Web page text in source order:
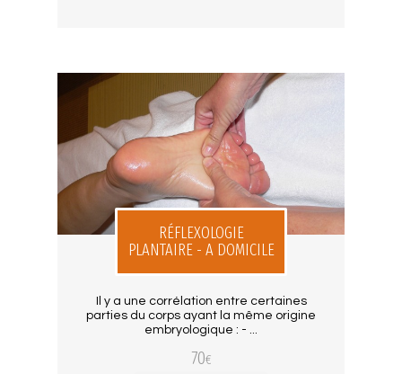
RÉFLEXOLOGIE
PLANTAIRE - A DOMICILE
Il y a une corrélation entre certaines
parties du corps ayant la même origine
embryologique : - ...
70€